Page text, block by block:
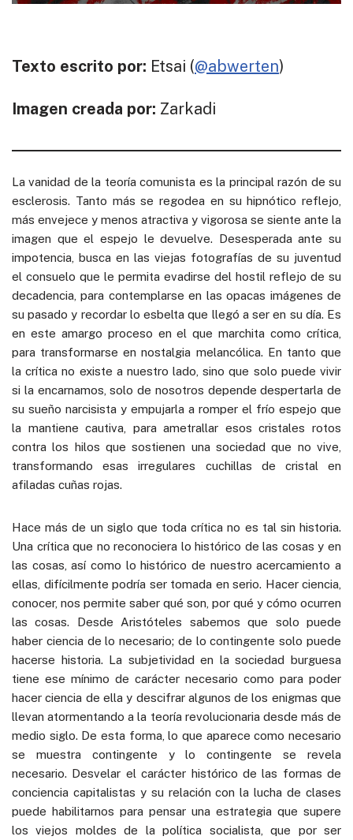
Texto escrito por: Etsai (@abwerten)
Imagen creada por: Zarkadi
La vanidad de la teoría comunista es la principal razón de su
esclerosis. Tanto más se regodea en su hipnótico reflejo,
más envejece y menos atractiva y vigorosa se siente ante la
imagen que el espejo le devuelve. Desesperada ante su
impotencia, busca en las viejas fotografías de su juventud
el consuelo que le permita evadirse del hostil reflejo de su
decadencia, para contemplarse en las opacas imágenes de
su pasado y recordar lo esbelta que llegó a ser en su día. Es
en este amargo proceso en el que marchita como crítica,
para transformarse en nostalgia melancólica. En tanto que
la crítica no existe a nuestro lado, sino que solo puede vivir
si la encarnamos, solo de nosotros depende despertarla de
su sueño narcisista y empujarla a romper el frío espejo que
la mantiene cautiva, para ametrallar esos cristales rotos
contra los hilos que sostienen una sociedad que no vive,
transformando esas irregulares cuchillas de cristal en
afiladas cuñas rojas.
Hace más de un siglo que toda crítica no es tal sin historia.
Una crítica que no reconociera lo histórico de las cosas y en
las cosas, así como lo histórico de nuestro acercamiento a
ellas, difícilmente podría ser tomada en serio. Hacer ciencia,
conocer, nos permite saber qué son, por qué y cómo ocurren
las cosas. Desde Aristóteles sabemos que solo puede
haber ciencia de lo necesario; de lo contingente solo puede
hacerse historia. La subjetividad en la sociedad burguesa
tiene ese mínimo de carácter necesario como para poder
hacer ciencia de ella y descifrar algunos de los enigmas que
llevan atormentando a la teoría revolucionaria desde más de
medio siglo. De esta forma, lo que aparece como necesario
se muestra contingente y lo contingente se revela
necesario. Desvelar el carácter histórico de las formas de
conciencia capitalistas y su relación con la lucha de clases
puede habilitarnos para pensar una estrategia que supere
los viejos moldes de la política socialista, que por ser